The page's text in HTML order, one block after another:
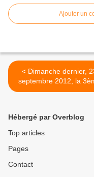
Ajouter un
< Dimanche dernier, 23
septembre 2012, la
Rencontre du
Hébergé par Overblog
Top articles
Pages
Contact